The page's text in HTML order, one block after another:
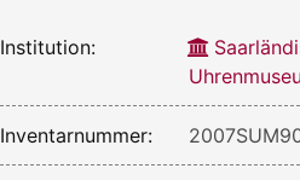
Institution:
Inventarnummer: